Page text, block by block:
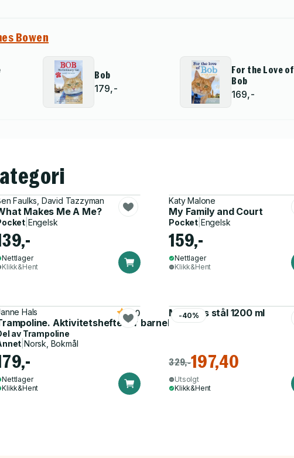
Bowen
Bob
179,-
For the Love of
Bob
169,-
Faulks, David Tazzyman
Makes Me A Me?
| Engelsk
Nettlager
Klikk&Hent
Katy Malone
My Family and Court
Pocket Engelsk
159,-
Nettlager
Klikk&Hent
Hals
Aktivitetshefte for barnehagen
5.0
av Trampoline
Norsk, Bokmål
Nettlager
Klikk&Hent
-40%
Matboks stål 1200 ml
329,-197,40
Utsolgt
Klikk&Hent